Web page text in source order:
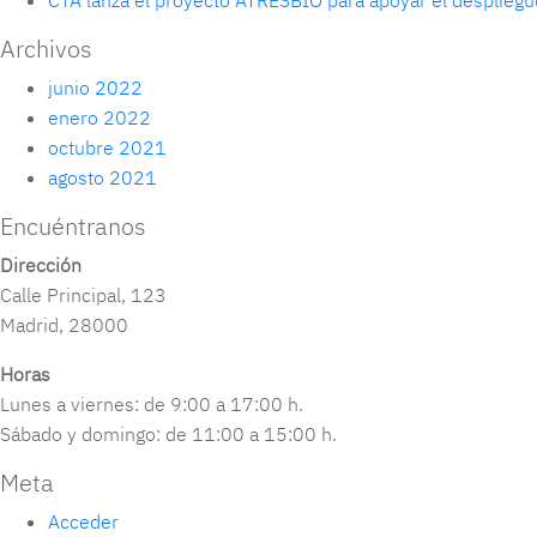
Archivos
junio 2022
enero 2022
octubre 2021
agosto 2021
Encuéntranos
Dirección
Calle Principal, 123
Madrid, 28000
Horas
Lunes a viernes: de 9:00 a 17:00 h.
Sábado y domingo: de 11:00 a 15:00 h.
Meta
Acceder